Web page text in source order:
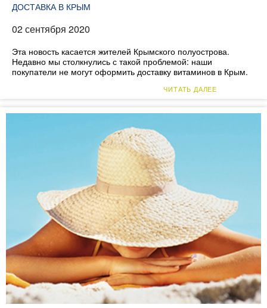
ДОСТАВКА В КРЫМ
02 сентября 2020
Эта новость касается жителей Крымского полуострова.
Недавно мы столкнулись с такой проблемой: наши
покупатели не могут оформить доставку витаминов в Крым.
ЧИТАТЬ ДАЛЕЕ